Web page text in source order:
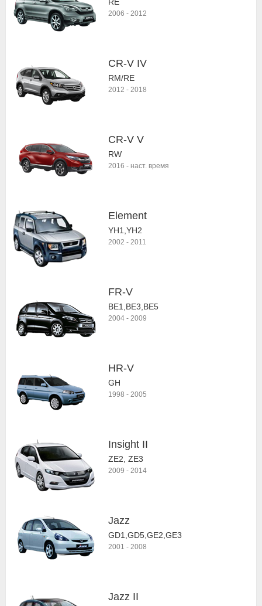
2006 - 2012
CR-V IV
RM/RE
2012 - 2018
CR-V V
RW
2016 - наст. время
Element
YH1,YH2
2002 - 2011
FR-V
BE1,BE3,BE5
2004 - 2009
HR-V
GH
1998 - 2005
Insight II
ZE2, ZE3
2009 - 2014
Jazz
GD1,GD5,GE2,GE3
2001 - 2008
Jazz II